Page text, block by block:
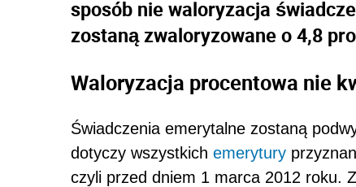
sposób nie waloryzacja
zostaną zwaloryzowane o 4,8
Waloryzacja procentowa nie
Świadczenia emerytalne zostaną
dotyczy wszystkich emerytury
czyli przed dniem 1 marca 2012 roku.